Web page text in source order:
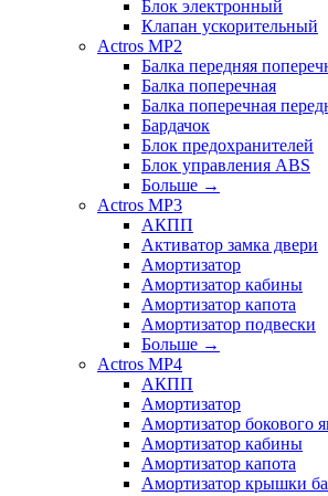
Блок электронный
Клапан ускорительный
Actros MP2
Балка передняя
Балка поперечная
Балка поперечная
Бардачок
Блок предохранителей
Блок управления ABS
Больше →
Actros MP3
АКПП
Активатор замка двери
Амортизатор
Амортизатор кабины
Амортизатор капота
Амортизатор подвески
Больше →
Actros MP4
АКПП
Амортизатор
Амортизатор бокового
Амортизатор кабины
Амортизатор капота
Амортизатор крышки